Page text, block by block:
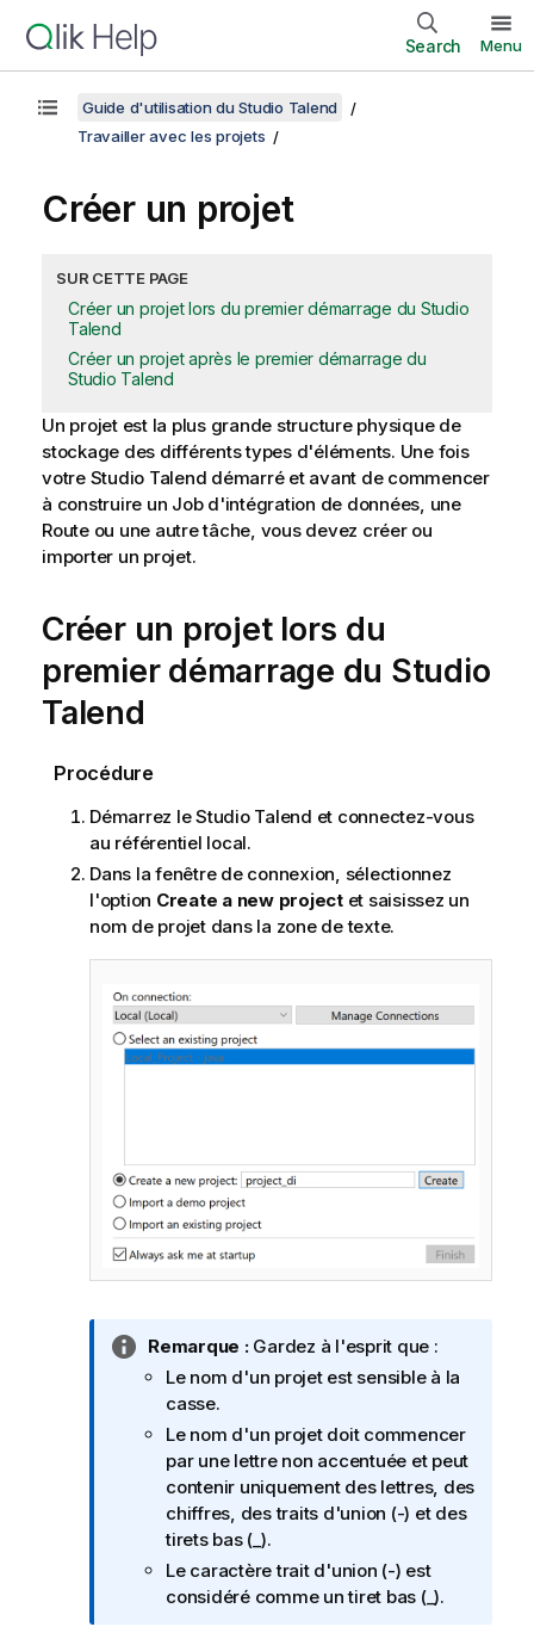
Search Menu
Guide d'utilisation du Studio Talend
Travailler avec les projets
Créer un projet
SUR CETTE PAGE
Créer un projet lors du premier démarrage du Studio
Talend
Créer un projet après le premier démarrage du
Studio Talend
Un projet est la plus grande structure physique de
stockage des différents types d'éléments. Une fois
votre Studio Talend démarré et avant de commencer
à construire un Job d'intégration de données, une
Route ou une autre tâche, vous devez créer ou
importer un projet.
Créer un projet lors du
premier démarrage du Studio
Talend
Procédure
Démarrez leStudio Talend et connectez-vous
au référentiel local.
Dans la fenêtre de connexion, sélectionnez
l'option Create a new projectet saisissez un
nom de projet dans la zone de texte.
N
o
e
m
Remarque :Gardez à l'esprit que :
Le nom d'un projet est sensible à la
casse.
Le nom d'un projet doit commencer
par une lettre non accentuée et peut
contenir uniquement des lettres, des
chiffres, des traits d'union (-) et des
tirets bas (_).
Le caractère trait d'union (-) est
considéré comme un tiret bas (_).